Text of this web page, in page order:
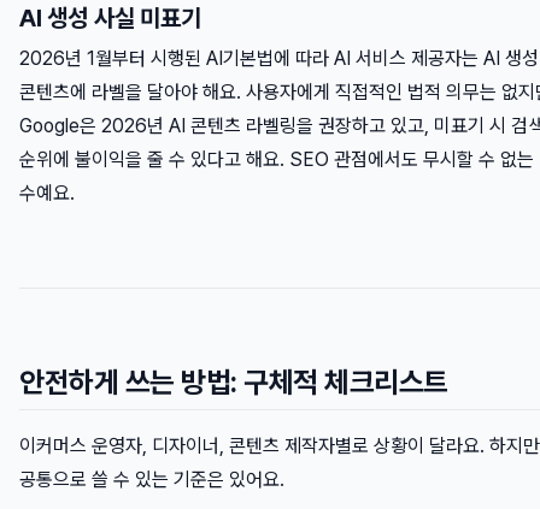
AI 생성 사실 미표기
2026년 1월부터 시행된 AI기본법에 따라 AI 서비스 제공자는 AI 생성
콘텐츠에 라벨을 달아야 해요. 사용자에게 직접적인 법적 의무는 없지
Google은 2026년 AI 콘텐츠 라벨링을 권장하고 있고, 미표기 시 검
순위에 불이익을 줄 수 있다고 해요. SEO 관점에서도 무시할 수 없는
수예요.
안전하게 쓰는 방법: 구체적 체크리스트
이커머스 운영자, 디자이너, 콘텐츠 제작자별로 상황이 달라요. 하지만
공통으로 쓸 수 있는 기준은 있어요.